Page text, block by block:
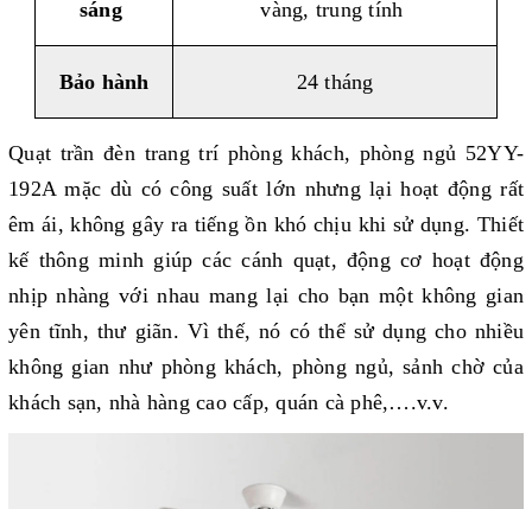
sáng
vàng, trung tính
Bảo hành 24 tháng
Quạt trần đèn trang trí phòng khách, phòng ngủ 52YY-
192A mặc dù có công suất lớn nhưng lại hoạt động rất
êm ái, không gây ra tiếng ồn khó chịu khi sử dụng. Thiết
kế thông minh giúp các cánh quạt, động cơ hoạt động
nhịp nhàng với nhau mang lại cho bạn một không gian
yên tĩnh, thư giãn. Vì thế, nó có thể sử dụng cho nhiều
không gian như phòng khách, phòng ngủ, sảnh chờ của
khách sạn, nhà hàng cao cấp, quán cà phê,….v.v.